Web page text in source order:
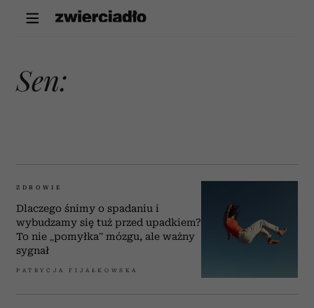
sen:
ZDROWIE
Dlaczego śnimy o spadaniu i
wybudzamy się tuż przed upadkiem?
To nie „pomyłka” mózgu, ale ważny
sygnał
PATRYCJA FIJAŁKOWSKA